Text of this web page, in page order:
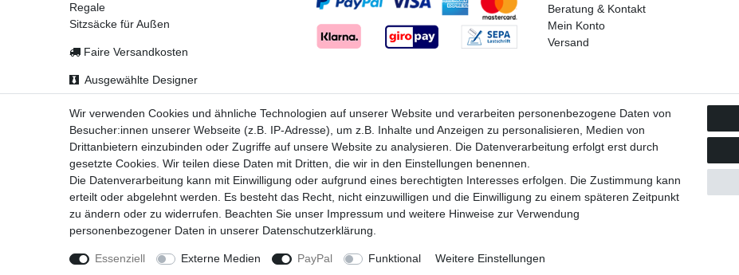
Regale
Sitzsäcke für Außen
Faire Versandkosten
Ausgewählte Designer
Sichere Zahlung
Persönliche Beratung
Beratung & Kontakt
Mein Konto
Versand
Impressum Daten­schutz­erklärung AGB Barrierefreiheitserklärung Widerrufs­recht
Wir verwenden Cookies und ähnliche Technologien auf unserer Website und verarbeiten personenbezogene Daten von
Besucher:innen unserer Webseite (z.B. IP-Adresse), um z.B. Inhalte und Anzeigen zu personalisieren, Medien von
Drittanbietern einzubinden oder Zugriffe auf unsere Website zu analysieren. Die Datenverarbeitung erfolgt erst durch
gesetzte Cookies. Wir teilen diese Daten mit Dritten, die wir in den Einstellungen benennen.
Die Datenverarbeitung kann mit Einwilligung oder aufgrund eines berechtigten Interesses erfolgen. Die Zustimmung kann
erteilt oder abgelehnt werden. Es besteht das Recht, nicht einzuwilligen und die Einwilligung zu einem späteren Zeitpunkt
zu ändern oder zu widerrufen. Beachten Sie unser Impressum und weitere Hinweise zur Verwendung
personenbezogener Daten in unserer Daten­schutz­erklärung
Essenziell Externe Medien PayPal Funktional Weitere Einstellungen